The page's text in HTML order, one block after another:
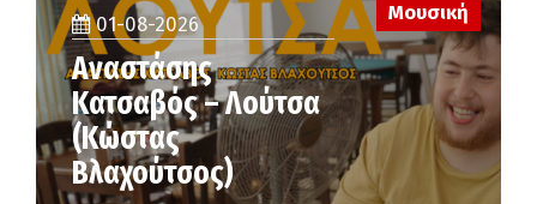
01-08-2026
Αναστάσης
Κατσαβός – Λούτσα
(Κώστας
Βλαχούτσος)
Μουσική